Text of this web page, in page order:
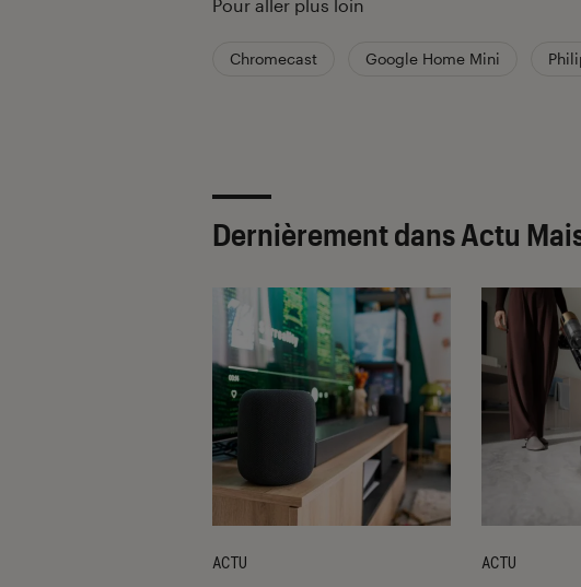
Pour aller plus loin
Chromecast Google Home Mini
Dernièrement dans Actu
ACTU ACTU